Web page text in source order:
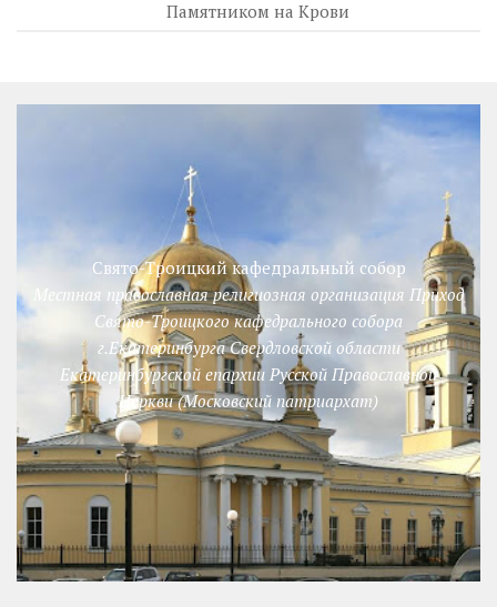
Памятником на Крови
Свято-Троицкий кафедральный собор
Местная православная религиозная организация Приход
Свято-Троицкого кафедрального собора
г.Екатеринбурга Свердловской области
Екатеринбургской епархии Русской Православной
Церкви (Московский патриархат)